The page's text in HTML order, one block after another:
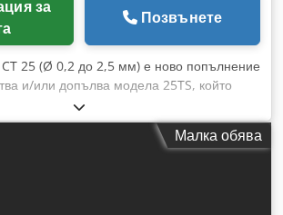
Позвънете
CT 25 (Ø 0,2 до 2,5 мм) е ново попълнение
и/или допълва модела 25TS, който
Тази машина разполага с
като подробностите са посочени по-
плъзгача - подаване на телта -Малка обява